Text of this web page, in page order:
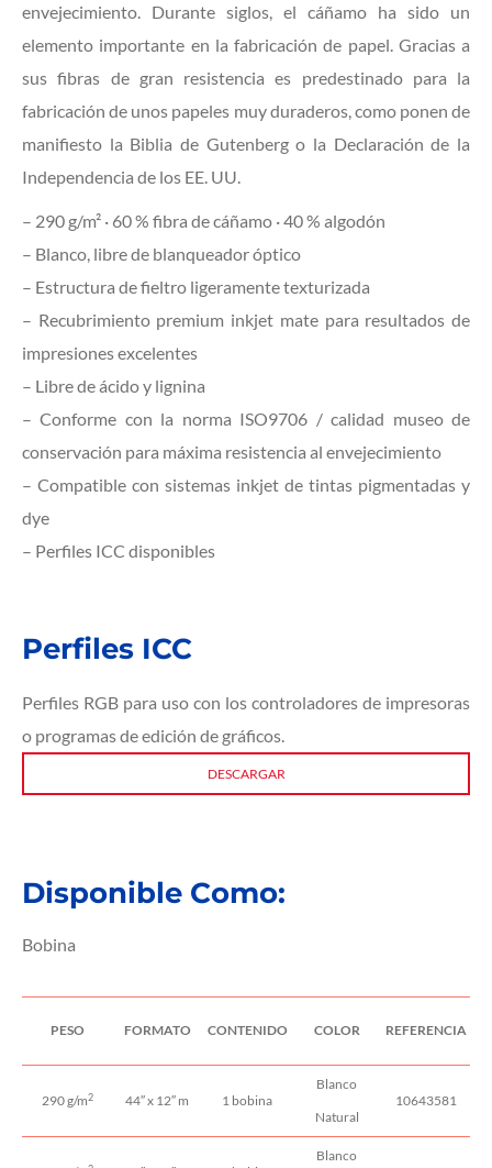
envejecimiento. Durante siglos, el cáñamo ha sido un
elemento importante en la fabricación de papel. Gracias a
sus fibras de gran resistencia es predestinado para la
fabricación de unos papeles muy duraderos, como ponen de
manifiesto la Biblia de Gutenberg o la Declaración de la
Independencia de los EE. UU.
– 290 g/m² · 60 % fibra de cáñamo · 40 % algodón
– Blanco, libre de blanqueador óptico
– Estructura de fieltro ligeramente texturizada
– Recubrimiento premium inkjet mate para resultados de
impresiones excelentes
– Libre de ácido y lignina
– Conforme con la norma ISO9706 / calidad museo de
conservación para máxima resistencia al envejecimiento
– Compatible con sistemas inkjet de tintas pigmentadas y
dye
– Perfiles ICC disponibles
Perfiles ICC
Perfiles RGB para uso con los controladores de impresoras
o programas de edición de gráficos.
DESCARGAR
Disponible Como:
Bobina
PESO FORMATO CONTENIDO COLOR REFERENCIA
290 g/m2 44″ x 12″ m 1 bobina
Blanco
Natural
10643581
Blanco